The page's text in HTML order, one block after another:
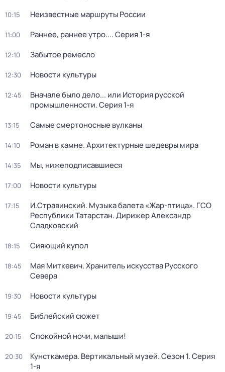
10:15 Неизвестные маршруты России
11:00 Раннее, раннее утро.... Серия 1-я
12:10 Забытое ремесло
12:30 Новости культуры
12:45
Вначале было дело... или История русской
промышленности. Серия 1-я
13:15 Самые смертоносные вулканы
14:10 Роман в камне. Архитектурные шедевры мира
14:35 Мы, нижеподписавшиеся
17:00 Новости культуры
17:15
И.Стравинский. Музыка балета «Жар-птица». ГСО
Республики Татарстан. Дирижер Александр
Сладковский
18:15 Сияющий купол
18:45
Мая Миткевич. Хранитель искусства Русского
Севера
19:30 Новости культуры
19:45 Библейский сюжет
20:15 Спокойной ночи, малыши!
20:30 Кунсткамера. Вертикальный музей. Сезон 1. Серия
1-я